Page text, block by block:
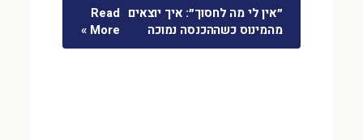
״אין לי מה לחסוך״: איך יוצאים
מהמינוס כשההכנסה נמוכה
Read
More »